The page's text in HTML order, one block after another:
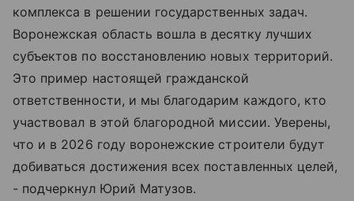
комплекса в решении государственных задач.
Воронежская область вошла в десятку лучших
субъектов по восстановлению новых территорий.
Это пример настоящей гражданской
ответственности, и мы благодарим каждого, кто
участвовал в этой благородной миссии. Уверены,
что и в 2026 году воронежские строители будут
добиваться достижения всех поставленных целей,
- подчеркнул Юрий Матузов.